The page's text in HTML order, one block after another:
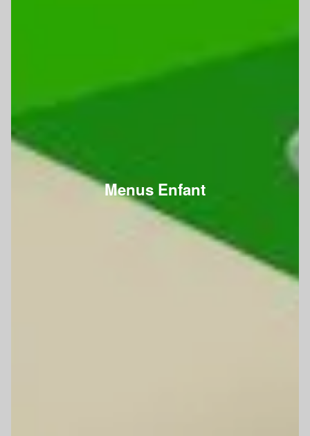
Menus Enfant